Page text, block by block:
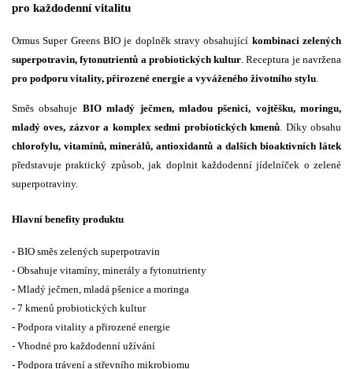
pro každodenní vitalitu
Ormus Super Greens BIO je doplněk stravy obsahující kombinaci zelených
superpotravin, fytonutrientů a probiotických kultur. Receptura je navržena
pro podporu vitality, přirozené energie a vyváženého životního stylu.
Směs obsahuje BIO mladý ječmen, mladou pšenici, vojtěšku, moringu,
mladý oves, zázvor a komplex sedmi probiotických kmenů. Díky obsahu
chlorofylu, vitamínů, minerálů, antioxidantů a dalších bioaktivních látek
představuje praktický způsob, jak doplnit každodenní jídelníček o zelené
superpotraviny.
Hlavní benefity produktu
- BIO směs zelených superpotravin
- Obsahuje vitamíny, minerály a fytonutrienty
- Mladý ječmen, mladá pšenice a moringa
- 7 kmenů probiotických kultur
- Podpora vitality a přirozené energie
- Vhodné pro každodenní užívání
- Podpora trávení a střevního mikrobiomu